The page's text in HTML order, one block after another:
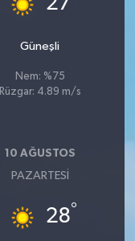
Güneşli
Nem: %75
Rüzgar: 4.89 m/s
10 AĞUSTOS
PAZARTESI
28°